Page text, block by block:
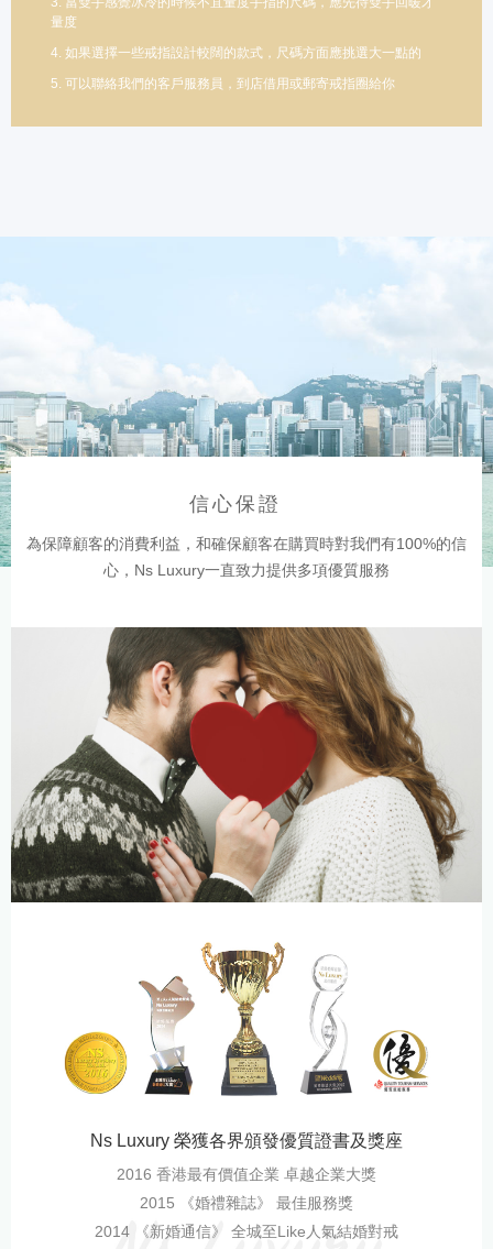
量度
4. 如果選擇一些戒指設計較闊的款式，尺碼方面應挑選大一點的
5. 可以聯絡我們的客戶服務員，到店借用或郵寄戒指圈給你
信心保證
為保障顧客的消費利益，和確保顧客在購買時對我們有100%的信
心，Ns Luxury一直致力提供多項優質服務
Ns Luxury 榮獲各界頒發優質證書及獎座
2016 香港最有價值企業 卓越企業大獎
2015 《婚禮雜誌》 最佳服務獎
2014 《新婚通信》 全城至Like人氣結婚對戒